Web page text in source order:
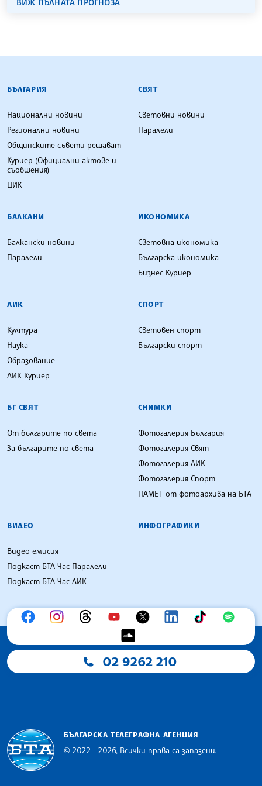
ВИЖ ПЪЛНАТА ПРОГНОЗА
БЪЛГАРСКА ТЕЛЕГРАФНА АГЕНЦИЯ
БЪЛГАРИЯ
Национални новини
Регионални новини
Общинските съвети решават
Куриер (Официални актове и
съобщения)
ЦИК
СВЯТ
Световни новини
Паралели
БАЛКАНИ
Балкански новини
Паралели
ИКОНОМИКА
Световна икономика
Българска икономика
Бизнес Куриер
ЛИК
Култура
Наука
Образование
ЛИК Куриер
СПОРТ
Световен спорт
Български спорт
БГ СВЯТ
От българите по света
За българите по света
СНИМКИ
Фотогалерия България
Фотогалерия Свят
Фотогалерия ЛИК
Фотогалерия Спорт
ПАМЕТ от фотоархива на БТА
ВИДЕО
Видео емисия
Подкаст БТА Час Паралели
Подкаст БТА Час ЛИК
ИНФОГРАФИКИ
02 9262 210
БЪЛГАРСКА ТЕЛЕГРАФНА АГЕНЦИЯ
© 2022 - 2026, Всички права са запазени.